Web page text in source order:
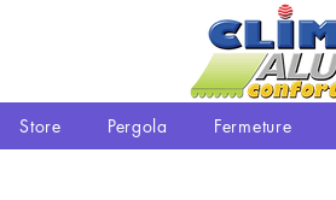
Store Pergola Fermeture